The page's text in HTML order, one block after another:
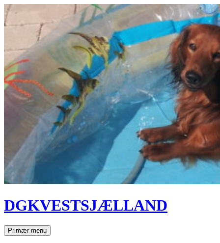
Hop
til
indhold
DGKVESTSJÆLLAND
SøgPrimær menu